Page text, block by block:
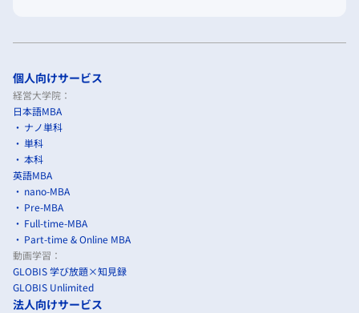
個人向けサービス
経営大学院：
日本語MBA
ナノ単科
単科
本科
英語MBA
nano-MBA
Pre-MBA
Full-time-MBA
Part-time & Online MBA
動画学習：
GLOBIS 学び放題×知見録
GLOBIS Unlimited
法人向けサービス